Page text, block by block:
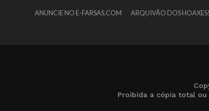
ANUNCIE NO E-FARSAS.COM ARQUIVÃO DOS HOAXES!
Proibida a cópia total